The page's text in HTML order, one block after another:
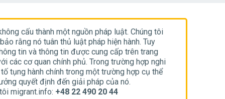
cấu thành một nguồn pháp luật. Chúng tôi
rằng nó tuân thủ luật pháp hiện hành. Tuy
tin và thông tin được cung cấp trên trang
các cơ quan chính phủ. Trong trường hợp nghi
tụng hành chính trong một trường hợp cụ thể
quyết định đến giải pháp của nó.
migrant.info: +48 22 490 20 44